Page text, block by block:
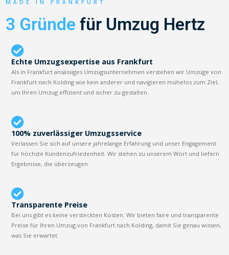
MADE IN FRANKFURT
3 Gründe für Umzug Hertz
Echte Umzugsexpertise aus Frankfurt
Als in Frankfurt ansässiges Umzugsunternehmen verstehen wir Umzüge von
Frankfurt nach Kolding wie kein anderer und navigieren mühelos zum Ziel,
um Ihren Umzug effizient und sicher zu gestalten.
100% zuverlässiger Umzugsservice
Verlassen Sie sich auf unsere jahrelange Erfahrung und unser Engagement
für höchste Kundenzufriedenheit. Wir stehen zu unserem Wort und liefern
Ergebnisse, die überzeugen.
Transparente Preise
Bei uns gibt es keine versteckten Kosten. Wir bieten faire und transparente
Preise für Ihren Umzug von Frankfurt nach Kolding, damit Sie genau wissen,
was Sie erwartet.